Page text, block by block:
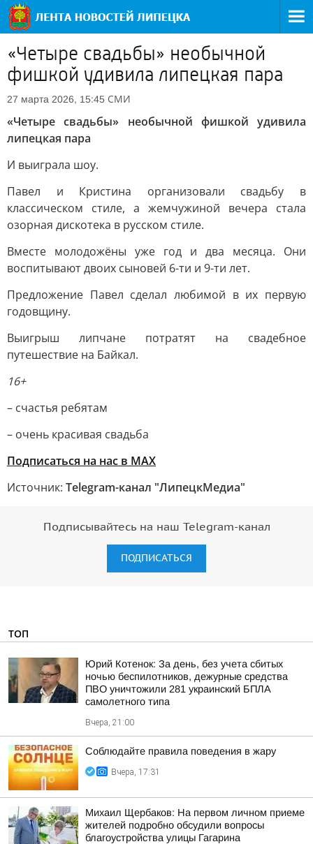
«Четыре свадьбы» необычной
фишкой удивила липецкая пара
27 марта 2026, 15:45 СМИ
«Четыре свадьбы» необычной фишкой удивила
липецкая пара
И выиграла шоу.
Павел и Кристина организовали свадьбу в
классическом стиле, а жемчужиной вечера стала
озорная дискотека в русском стиле.
Вместе молодожёны уже год и два месяца. Они
воспитывают двоих сыновей 6-ти и 9-ти лет.
Предложение Павел сделал любимой в их первую
годовщину.
Выигрыш липчане потратят на свадебное
путешествие на Байкал.
16+
– счастья ребятам
– очень красивая свадьба
Подписаться на нас в МАХ
Источник: Telegram-канал "ЛипецкМедиа"
Подписывайтесь на наш Telegram-канал
ПОДПИСАТЬСЯ
ТОП
Юрий Котенок: За день, без учета сбитых
ночью беспилотников, дежурные средства
ПВО уничтожили 281 украинский БПЛА
самолетного типа
Вчера, 21:00
Соблюдайте правила поведения в жару
Вчера, 17:31
Михаил Щербаков: На первом личном приеме
жителей подробно обсудили вопросы
благоустройства улицы Гагарина